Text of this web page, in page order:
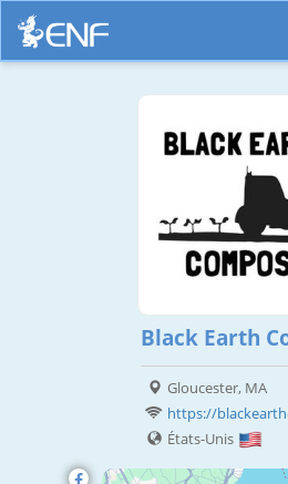
Black Earth
Gloucester, MA
https://
États-Unis